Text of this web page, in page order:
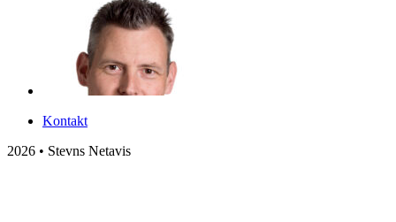
Kontakt
2026 • Stevns Netavis